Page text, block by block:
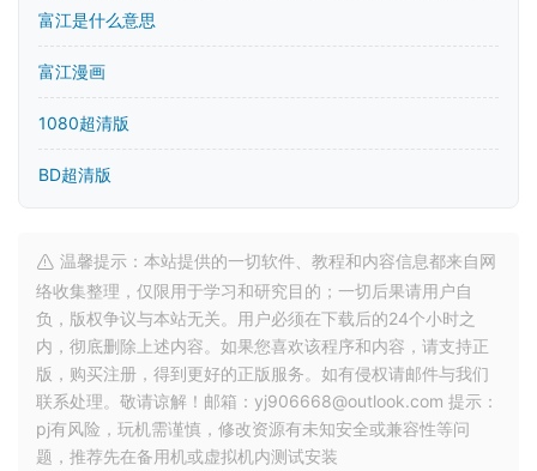
富江是什么意思
富江漫画
1080超清版
BD超清版
温馨提示：本站提供的一切软件、教程和内容信息都来自网
络收集整理，仅限用于学习和研究目的；一切后果请用户自
负，版权争议与本站无关。用户必须在下载后的24个小时之
内，彻底删除上述内容。如果您喜欢该程序和内容，请支持正
版，购买注册，得到更好的正版服务。如有侵权请邮件与我们
联系处理。敬请谅解！邮箱：yj906668@outlook.com 提示：
pj有风险，玩机需谨慎，修改资源有未知安全或兼容性等问
题，推荐先在备用机或虚拟机内测试安装